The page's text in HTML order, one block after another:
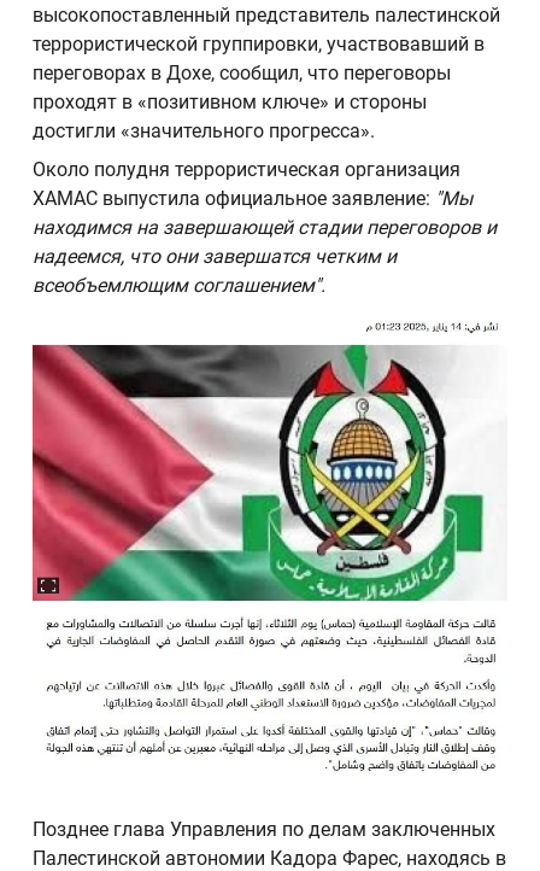
высокопоставленный представитель палестинской
террористической группировки, участвовавший в
переговорах в Дохе, сообщил, что переговоры
проходят в «позитивном ключе» и стороны
достигли «значительного прогресса».
Около полудня террористическая организация
ХАМАС выпустила официальное заявление: "Мы
находимся на завершающей стадии переговоров и
надеемся, что они завершатся четким и
всеобъемлющим соглашением".
Позднее глава Управления по делам заключенных
Палестинской автономии Кадора Фарес, находясь в